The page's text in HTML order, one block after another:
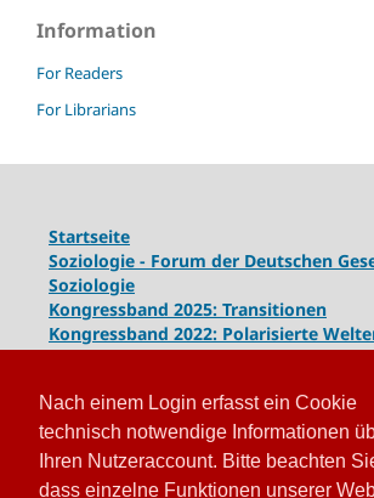
Nach einem Login erfasst ein Cookie
technisch notwendige Informationen
Ihren Nutzeraccount. Bitte beachten
dass einzelne Funktionen unserer
Information
For Readers
For Librarians
Startseite
Soziologie - Forum der Deutschen
Soziologie
Kongressband 2025: Transitionen
Kongressband 2022: Polarisierte
Komplexe
und lokaler Entwicklungen
Kongressband 2016: Geschlossene
Kongressband 2014: Routinen der
Routinen